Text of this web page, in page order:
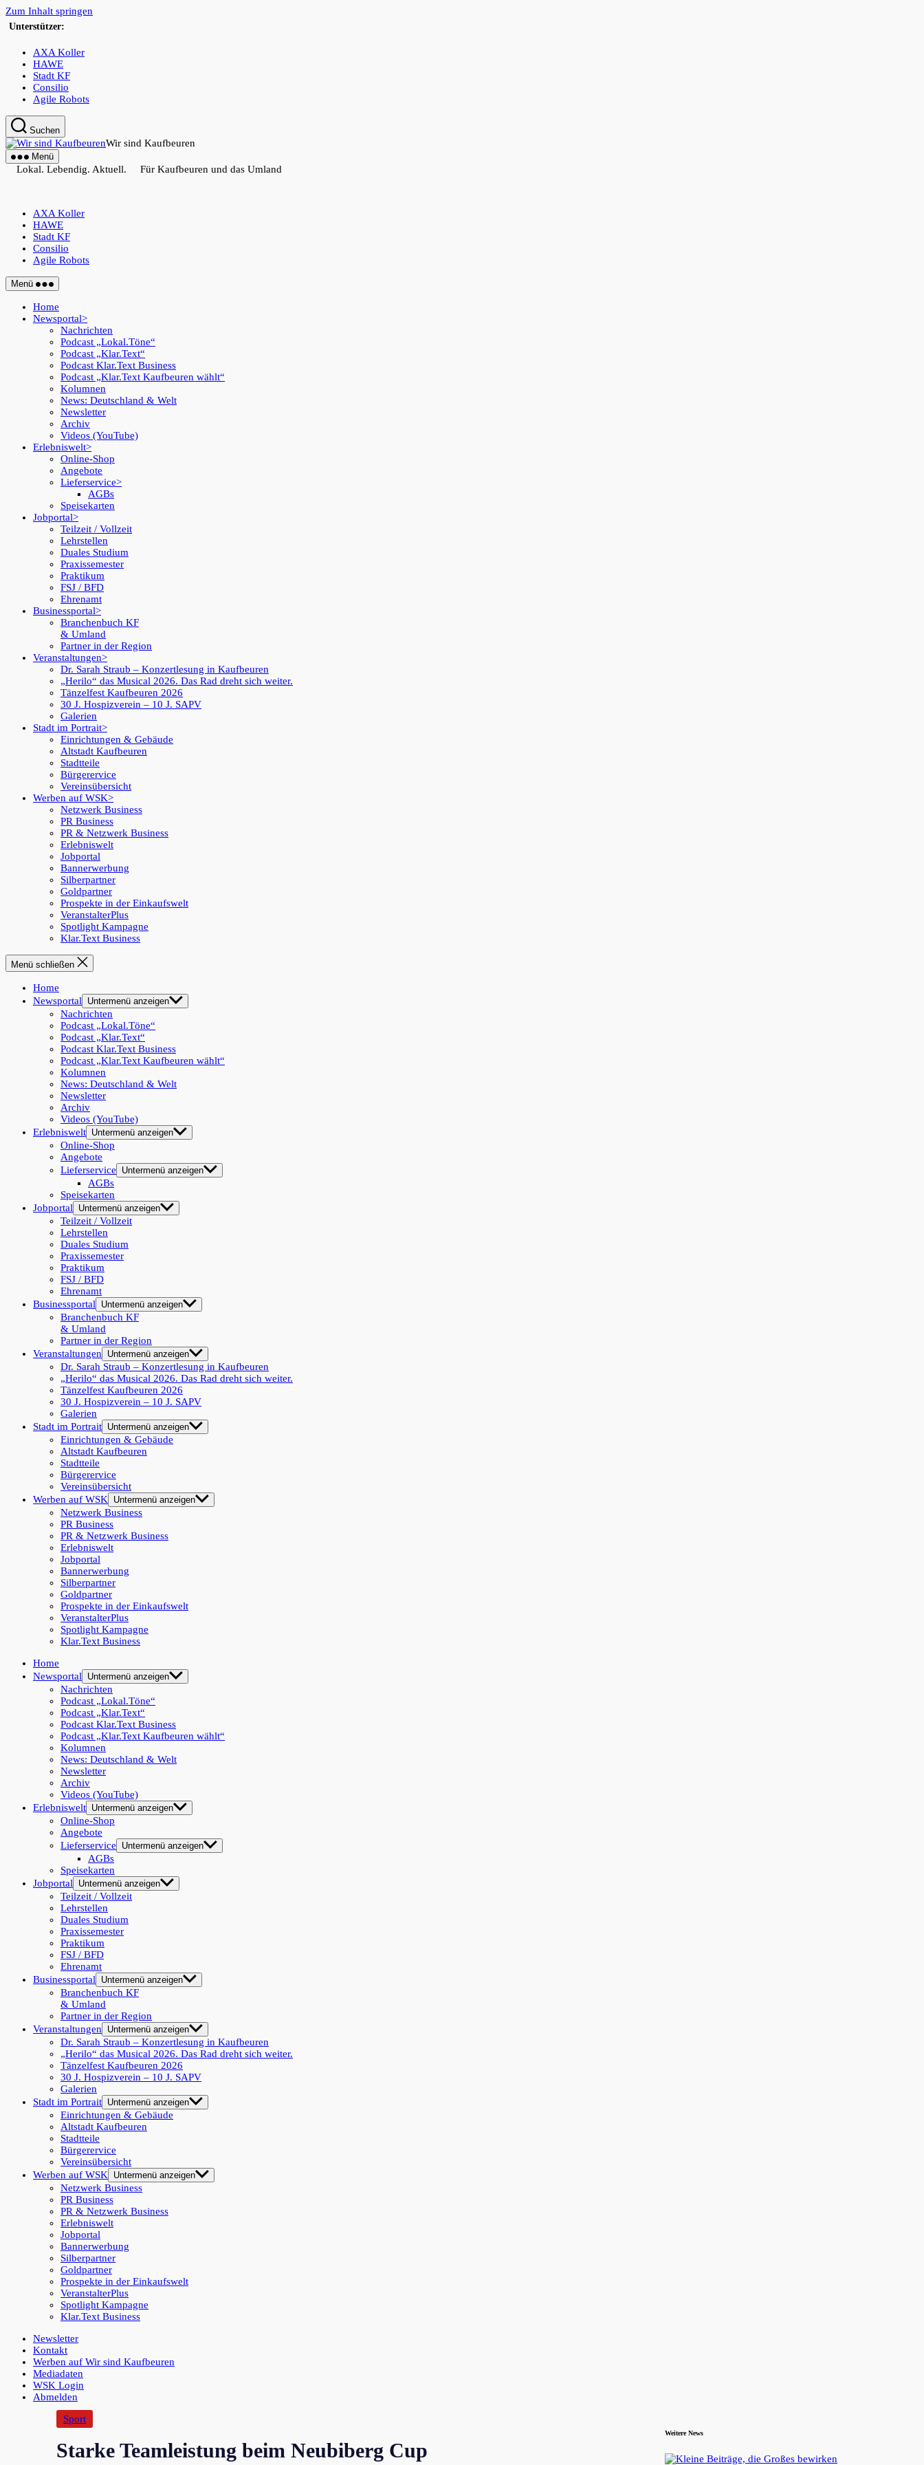
Zum Inhalt springen
Unterstützer:
AXA Koller
HAWE
Stadt KF
Consilio
Agile Robots
Suchen
Wir sind Kaufbeuren
Menü
Lokal. Lebendig. Aktuell. Für Kaufbeuren und das Umland
AXA Koller
HAWE
Stadt KF
Consilio
Agile Robots
Menü
Home
Newsportal
Nachrichten
Podcast „Lokal.Töne“
Podcast „Klar.Text“
Podcast Klar.Text Business
Podcast „Klar.Text Kaufbeuren wählt“
Kolumnen
News: Deutschland & Welt
Newsletter
Archiv
Videos (YouTube)
Erlebniswelt
Online-Shop
Angebote
Lieferservice
AGBs
Speisekarten
Jobportal
Teilzeit / Vollzeit
Lehrstellen
Duales Studium
Praxissemester
Praktikum
FSJ / BFD
Ehrenamt
Businessportal
Branchenbuch KF
& Umland
Partner in der Region
Veranstaltungen
Dr. Sarah Straub – Konzertlesung in Kaufbeuren
„Herilo“ das Musical 2026. Das Rad dreht sich weiter.
Tänzelfest Kaufbeuren 2026
30 J. Hospizverein – 10 J. SAPV
Galerien
Stadt im Portrait
Einrichtungen & Gebäude
Altstadt Kaufbeuren
Stadtteile
Bürgerervice
Vereinsübersicht
Werben auf WSK
Netzwerk Business
PR Business
PR & Netzwerk Business
Erlebniswelt
Jobportal
Bannerwerbung
Silberpartner
Goldpartner
Prospekte in der Einkaufswelt
VeranstalterPlus
Spotlight Kampagne
Klar.Text Business
Menü schließen
Home
Newsportal
Untermenü anzeigen
Nachrichten
Podcast „Lokal.Töne“
Podcast „Klar.Text“
Podcast Klar.Text Business
Podcast „Klar.Text Kaufbeuren wählt“
Kolumnen
News: Deutschland & Welt
Newsletter
Archiv
Videos (YouTube)
Erlebniswelt Untermenü anzeigen
Online-Shop
Angebote
Lieferservice
Untermenü anzeigen
AGBs
Speisekarten
Jobportal
Untermenü anzeigen
Teilzeit / Vollzeit
Lehrstellen
Duales Studium
Praxissemester
Praktikum
FSJ / BFD
Ehrenamt
Businessportal
Untermenü anzeigen
Branchenbuch KF
& Umland
Partner in der Region
Veranstaltungen
Untermenü anzeigen
Dr. Sarah Straub – Konzertlesung in Kaufbeuren
„Herilo“ das Musical 2026. Das Rad dreht sich weiter.
Tänzelfest Kaufbeuren 2026
30 J. Hospizverein – 10 J. SAPV
Galerien
Stadt im Portrait Untermenü anzeigen
Einrichtungen & Gebäude
Altstadt Kaufbeuren
Stadtteile
Bürgerervice
Vereinsübersicht
Werben auf WSK
Untermenü anzeigen
Netzwerk Business
PR Business
PR & Netzwerk Business
Erlebniswelt
Jobportal
Bannerwerbung
Silberpartner
Goldpartner
Prospekte in der Einkaufswelt
VeranstalterPlus
Spotlight Kampagne
Klar.Text Business
Home
Newsportal
Untermenü anzeigen
Nachrichten
Podcast „Lokal.Töne“
Podcast „Klar.Text“
Podcast Klar.Text Business
Podcast „Klar.Text Kaufbeuren wählt“
Kolumnen
News: Deutschland & Welt
Newsletter
Archiv
Videos (YouTube)
Erlebniswelt Untermenü anzeigen
Online-Shop
Angebote
Lieferservice
Untermenü anzeigen
AGBs
Speisekarten
Jobportal
Untermenü anzeigen
Teilzeit / Vollzeit
Lehrstellen
Duales Studium
Praxissemester
Praktikum
FSJ / BFD
Ehrenamt
Businessportal
Untermenü anzeigen
Branchenbuch KF
& Umland
Partner in der Region
Veranstaltungen
Untermenü anzeigen
Dr. Sarah Straub – Konzertlesung in Kaufbeuren
„Herilo“ das Musical 2026. Das Rad dreht sich weiter.
Tänzelfest Kaufbeuren 2026
30 J. Hospizverein – 10 J. SAPV
Galerien
Stadt im Portrait Untermenü anzeigen
Einrichtungen & Gebäude
Altstadt Kaufbeuren
Stadtteile
Bürgerervice
Vereinsübersicht
Werben auf WSK
Untermenü anzeigen
Netzwerk Business
PR Business
PR & Netzwerk Business
Erlebniswelt
Jobportal
Bannerwerbung
Silberpartner
Goldpartner
Prospekte in der Einkaufswelt
VeranstalterPlus
Spotlight Kampagne
Klar.Text Business
Newsletter
Kontakt
Werben auf Wir sind Kaufbeuren
Mediadaten
WSK Login
Abmelden
Sport
Starke Teamleistung beim Neubiberg Cup
Weitere News